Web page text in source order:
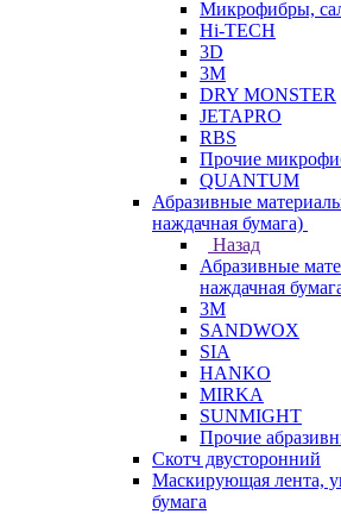
Микрофибры,
Hi-TECH
3D
3М
DRY MONSTER
JETAPRO
RBS
Прочие
QUANTUM
Абразивные
наждачная бумага)
Назад
Абразивные
наждачная
3М
SANDWOX
SIA
HANKO
MIRKA
SUNMIGHT
Прочие
Скотч двусторонний
Маскирующая лента,
бумага